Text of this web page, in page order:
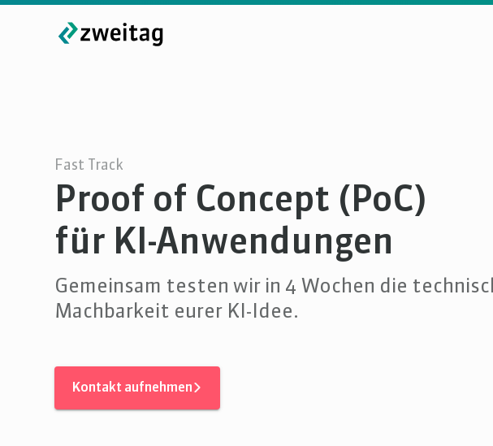
Fast Track
Proof of Concept (PoC)
für KI-Anwendungen
Gemeinsam testen wir in 4 Wochen die
Machbarkeit eurer KI-Idee.
Kontakt aufnehmen